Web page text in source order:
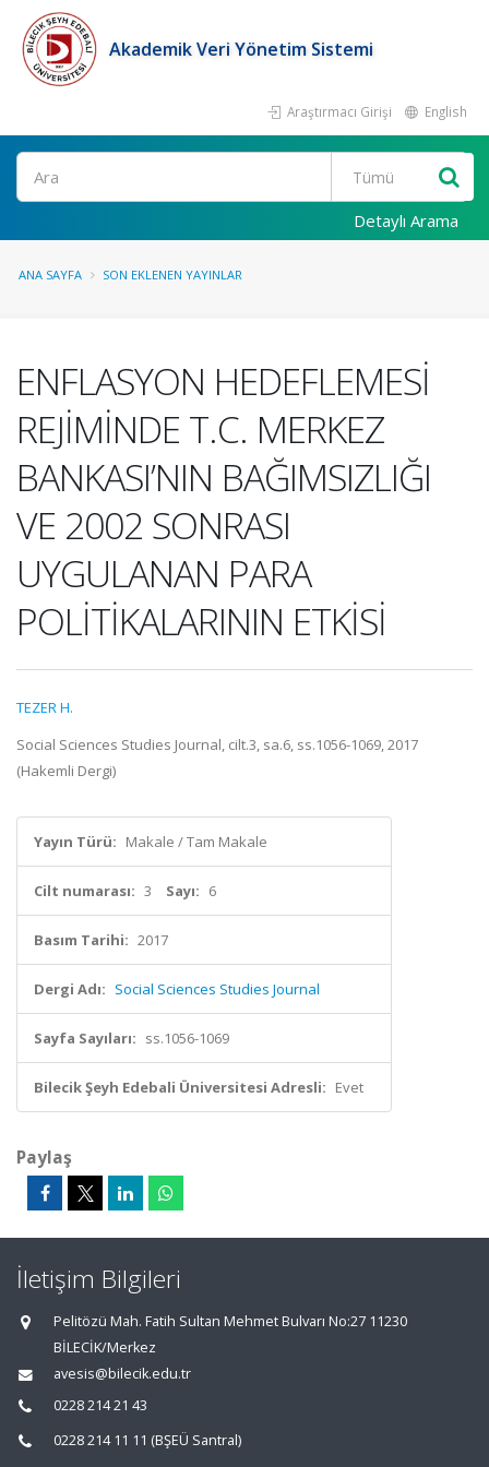
Akademik Veri Yönetim Sistemi
Araştırmacı Girişi English
Ara
Detaylı Arama
ANA SAYFA SON EKLENEN YAYINLAR
ENFLASYON HEDEFLEMESİ
REJİMİNDE T.C. MERKEZ
BANKASI’NIN BAĞIMSIZLIĞI
VE 2002 SONRASI
UYGULANAN PARA
POLİTİKALARININ ETKİSİ
TEZER H.
Social Sciences Studies Journal, cilt.3, sa.6, ss.1056-1069, 2017
(Hakemli Dergi)
Yayın Türü: Makale / Tam Makale
Cilt numarası: 3 Sayı: 6
Basım Tarihi: 2017
Dergi Adı: Social Sciences Studies Journal
Sayfa Sayıları: ss.1056-1069
Bilecik Şeyh Edebali Üniversitesi Adresli: Evet
Paylaş
İletişim Bilgileri
Pelitözü Mah. Fatih Sultan Mehmet Bulvarı No:27 11230
BİLECİK/Merkez
avesis@bilecik.edu.tr
0228 214 21 43
0228 214 11 11 (BŞEÜ Santral)